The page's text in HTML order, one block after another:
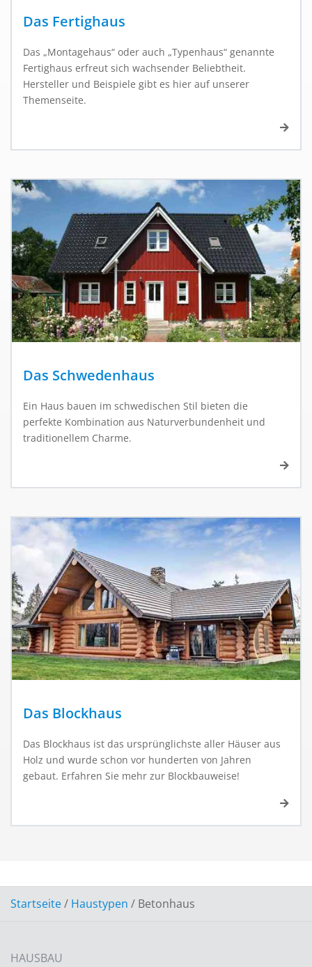
Das Fertighaus
Das „Montagehaus“ oder auch „Typenhaus“ genannte
Fertighaus erfreut sich wachsender Beliebtheit.
Hersteller und Beispiele gibt es hier auf unserer
Themenseite.
Das Schwedenhaus
Ein Haus bauen im schwedischen Stil bieten die
perfekte Kombination aus Naturverbundenheit und
traditionellem Charme.
Das Blockhaus
Das Blockhaus ist das ursprünglichste aller Häuser aus
Holz und wurde schon vor hunderten von Jahren
gebaut. Erfahren Sie mehr zur Blockbauweise!
Startseite/ Haustypen / Betonhaus
HAUSBAU